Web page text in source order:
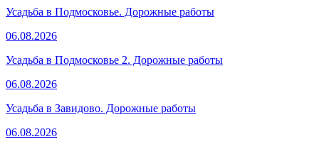
Усадьба в Подмосковье. Дорожные работы
06.08.2026
Усадьба в Подмосковье 2. Дорожные работы
06.08.2026
Усадьба в Завидово. Дорожные работы
06.08.2026